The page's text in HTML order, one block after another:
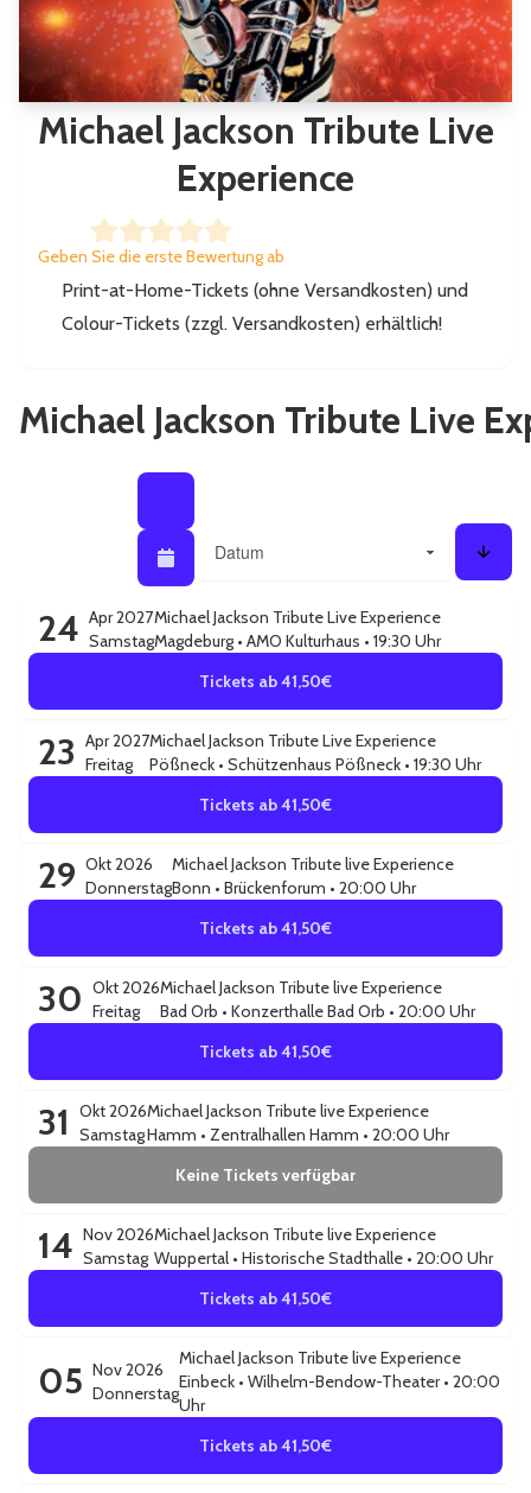
Michael Jackson Tribute Live
Experience
Geben Sie die erste Bewertung ab
Print-at-Home-Tickets (ohne Versandkosten) und
Colour-Tickets (zzgl. Versandkosten) erhältlich!
Michael Jackson Tribute Live
Listenansicht
KalenderansichtSortieren nach
24 Apr 2027
Samstag
Michael Jackson Tribute Live Experience
Magdeburg • AMO Kulturhaus • 19:30 Uhr
Tickets ab 41,50€
23 Apr 2027
Freitag
Michael Jackson Tribute Live Experience
Pößneck • Schützenhaus Pößneck • 19:30 Uhr
Tickets ab 41,50€
29 Okt 2026
Donnerstag
Michael Jackson Tribute live Experience
Bonn • Brückenforum • 20:00 Uhr
Tickets ab 41,50€
30 Okt 2026
Freitag
Michael Jackson Tribute live Experience
Bad Orb • Konzerthalle Bad Orb • 20:00 Uhr
Tickets ab 41,50€
31
Okt 2026
Samstag
Michael Jackson Tribute live Experience
Hamm • Zentralhallen Hamm • 20:00 Uhr
Keine Tickets verfügbar
14 Nov 2026
Samstag
Michael Jackson Tribute live Experience
Wuppertal • Historische Stadthalle • 20:00 Uhr
Tickets ab 41,50€
05 Nov 2026
Donnerstag
Michael Jackson Tribute live Experience
Einbeck • Wilhelm-Bendow-Theater• 20:00
Uhr
Tickets ab 41,50€